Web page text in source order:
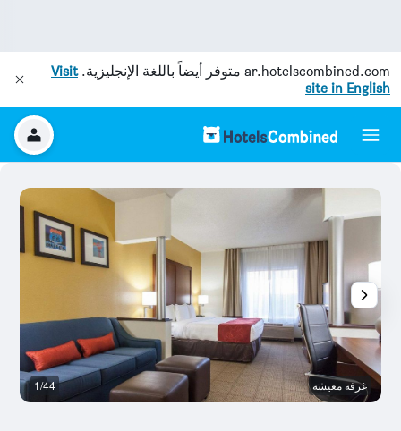
ar.hotelscombined.com متوفر أيضاً باللغة الإنجليزية.Visit
site in English
غرفة معيشة 1/44